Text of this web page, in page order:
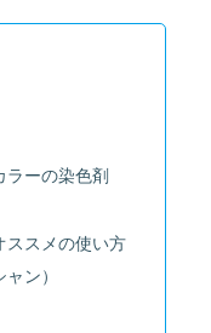
ーの染色剤
ススメの使い方
ン）